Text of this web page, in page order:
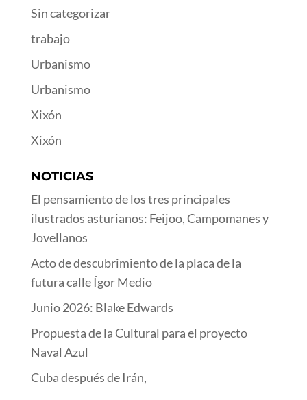
Sin categorizar
trabajo
Urbanismo
Urbanismo
Xixón
Xixón
NOTICIAS
El pensamiento de los tres principales
ilustrados asturianos: Feijoo, Campomanes y
Jovellanos
Acto de descubrimiento de la placa de la
futura calle Ígor Medio
Junio 2026: Blake Edwards
Propuesta de la Cultural para el proyecto
Naval Azul
Cuba después de Irán,